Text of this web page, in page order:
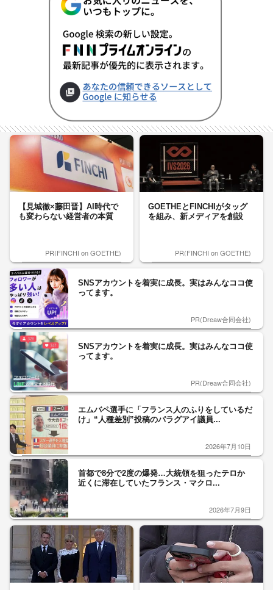
【見城徹×藤田晋】AI時代で
も変わらない経営者の本質
PR(FINCHI on GOETHE)
GOETHEとFINCHIがタッグ
を組み、新メディアを創設
PR(FINCHI on GOETHE)
SNSアカウントを着実に成長。実はみんなココ使
ってます。
PR(Dreaw合同会社)
SNSアカウントを着実に成長。実はみんなココ使
ってます。
PR(Dreaw合同会社)
エムバペ選手に「フランス人のふりをしているだ
け」“人種差別”投稿のパラグアイ議員...
2026年7月10日
首都で8分で2度の爆発…大統領を狙ったテロか
近くに滞在していたフランス・マクロ...
2026年7月9日